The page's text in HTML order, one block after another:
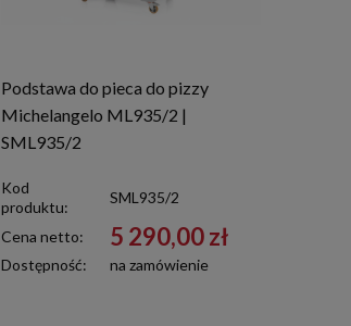
Podstawa do pieca do pizzy
Michelangelo ML935/2 |
SML935/2
Kod
produktu:
SML935/2
Cena netto: 5 290,00 zł
Dostępność: na zamówienie